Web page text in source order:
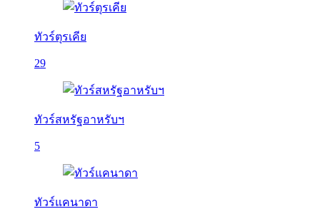
ทัวร์ตุรเคีย
29
ทัวร์สหรัฐอาหรับฯ
5
ทัวร์แคนาดา